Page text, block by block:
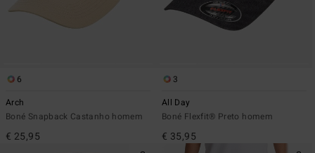
6
Arch
Boné Snapback Castanho homem
€ 25,95
3
All Day
Boné Flexfit® Preto homem
€ 35,95